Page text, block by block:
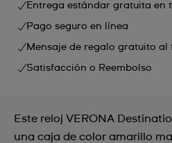
Entrega estándar gratuita en
Pago seguro en línea
Mensaje de regalo gratuito
Satisfacción o Reembolso
Este reloj VERONA
una caja de color amarillo